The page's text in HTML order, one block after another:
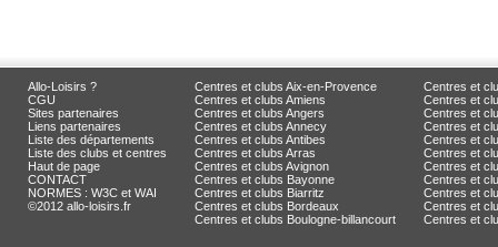
Allo-Loisirs ?
CGU
Sites partenaires
Liens partenaires
Liste des départements
Liste des clubs et centres
Haut de page
CONTACT
NORMES : W3C et WAI
©2012 allo-loisirs.fr
Centres et clubs Aix-en-Provence
Centres et clubs Amiens
Centres et clubs Angers
Centres et clubs Annecy
Centres et clubs Antibes
Centres et clubs Arras
Centres et clubs Avignon
Centres et clubs Bayonne
Centres et clubs Biarritz
Centres et clubs Bordeaux
Centres et clubs Boulogne-billancourt
Centres et
Centres et
Centres et
Centres et
Centres et
Centres et
Centres et
Centres et
Centres et
Centres et
Centres et